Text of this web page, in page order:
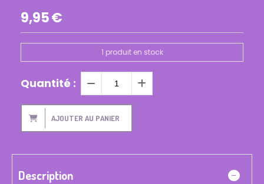
9,95€
1 produit en stock
Quantité :
AJOUTER AU PANIER
Description